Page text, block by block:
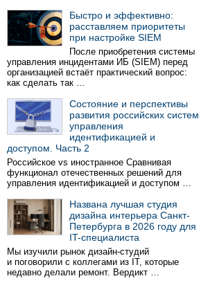
Быстро и эффективно:
расставляем приоритеты
при настройке SIEM
После приобретения системы
управления инцидентами ИБ (SIEM) перед
организацией встаёт практический вопрос:
как сделать так …
Состояние и перспективы
развития российских систем
управления
идентификацией и
доступом. Часть 2
Российское vs иностранное Сравнивая
функционал отечественных решений для
управления идентификацией и доступом …
Названа лучшая студия
дизайна интерьера Санкт-
Петербурга в 2026 году для
IT-специалиста
Мы изучили рынок дизайн-студий
и поговорили с коллегами из IT, которые
недавно делали ремонт. Вердикт …